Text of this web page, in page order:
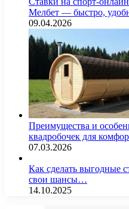
Мелбет — быстро,
09.04.2026
Преимущества и
квадробочек для
07.03.2026
Как сделать выгодные
свои шансы…
14.10.2025